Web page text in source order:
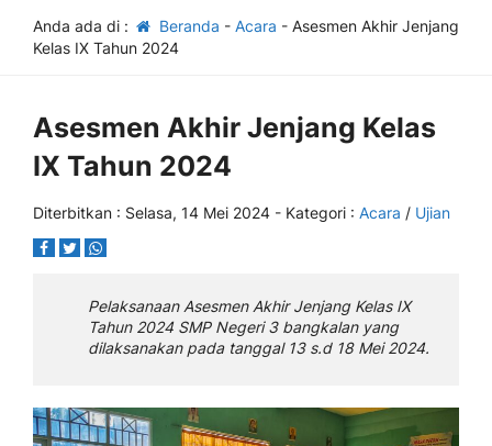
Anda ada di : Beranda - Acara - Asesmen Akhir Jenjang
Kelas IX Tahun 2024
Asesmen Akhir Jenjang Kelas
IX Tahun 2024
Diterbitkan : Selasa, 14 Mei 2024 - Kategori : Acara / Ujian
Pelaksanaan Asesmen Akhir Jenjang Kelas IX
Tahun 2024 SMP Negeri 3 bangkalan yang
dilaksanakan pada tanggal 13 s.d 18 Mei 2024.